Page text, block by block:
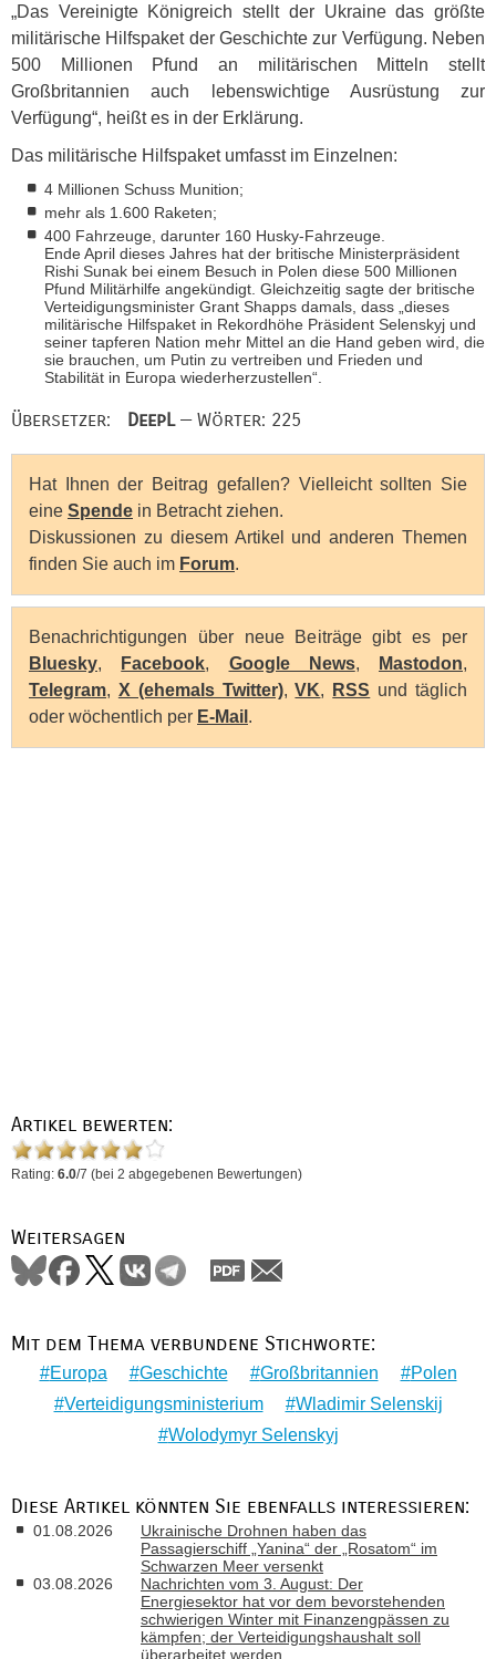
„Das Vereinigte Königreich stellt der Ukraine das größte
militärische Hilfspaket der Geschichte zur Verfügung. Neben
500 Millionen Pfund an militärischen Mitteln stellt
Großbritannien auch lebenswichtige Ausrüstung zur
Verfügung“, heißt es in der Erklärung.
Das militärische Hilfspaket umfasst im Einzelnen:
4 Millionen Schuss Munition;
mehr als 1.600 Raketen;
400 Fahrzeuge, darunter 160 Husky-Fahrzeuge.
Ende April dieses Jahres hat der britische Ministerpräsident
Rishi Sunak bei einem Besuch in Polen diese 500 Millionen
Pfund Militärhilfe angekündigt. Gleichzeitig sagte der britische
Verteidigungsminister Grant Shapps damals, dass „dieses
militärische Hilfspaket in Rekordhöhe Präsident Selenskyj und
seiner tapferen Nation mehr Mittel an die Hand geben wird, die
sie brauchen, um Putin zu vertreiben und Frieden und
Stabilität in Europa wiederherzustellen“.
Übersetzer: DeepL— Wörter: 225
Hat Ihnen der Beitrag gefallen? Vielleicht sollten Sie
eine Spende in Betracht ziehen.
Diskussionen zu diesem Artikel und anderen Themen
finden Sie auch im Forum.
Benachrichtigungen über neue Beiträge gibt es per
Bluesky, Facebook, Google News, Mastodon,
Telegram, X (ehemals Twitter),VK, RSS und täglich
oder wöchentlich per E-Mail .
Artikel bewerten:
Rating: 6.0/7 (bei 2 abgegebenen Bewertungen)
Weitersagen
Mit dem Thema verbundene Stichworte:
Europa Geschichte Großbritannien
Polen
Verteidigungsministerium
Wladimir Selenskij
Wolodymyr Selenskyj
Diese Artikel könnten Sie ebenfalls interessieren:
01.08.2026
Ukrainische Drohnen haben das
Passagierschiff „Yanina“ der „Rosatom“ im
Schwarzen Meer versenkt
03.08.2026
Nachrichten vom 3. August: Der
Energiesektor hat vor dem bevorstehenden
schwierigen Winter mit Finanzengpässen zu
kämpfen; der Verteidigungshaushalt soll
überarbeitet werden